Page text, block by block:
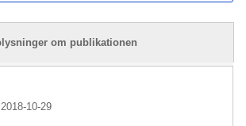
om publikationen
2018-10-29